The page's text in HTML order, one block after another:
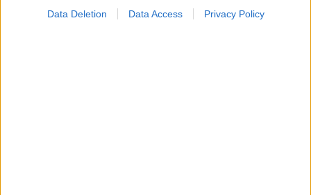
I want to allow Google to enable storage
Data Deletion Data Access Privacy Policy